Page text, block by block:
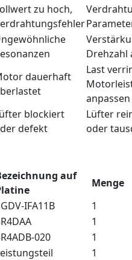
zu hoch,
Drehzahl
dauerhaft
Last
anpassen
blockiert
defekt
Lüfter
oder
auf
Menge
IFA11B
1
1
020
1
1